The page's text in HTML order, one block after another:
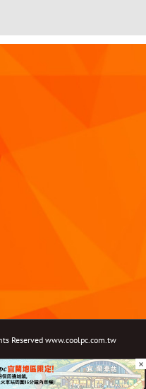
Reserved www.coolpc.com.tw
TwitterEmail: ×